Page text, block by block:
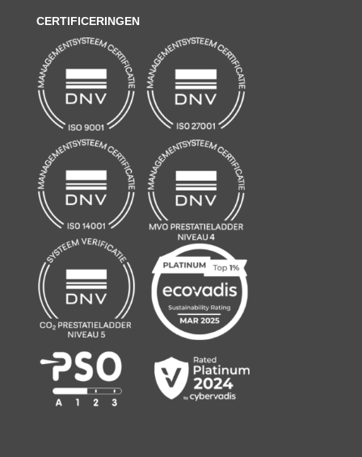
CERTIFICERINGEN